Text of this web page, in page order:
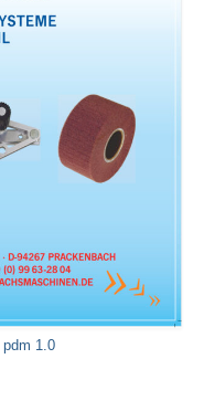
pdm 1.0